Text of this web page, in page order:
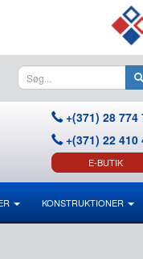
+(371) 28 774
+(371) 22 410
E-BUTIK
KONSTRUKTIONER